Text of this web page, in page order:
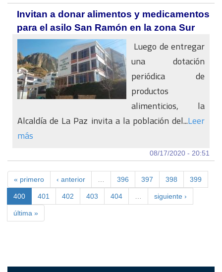
Invitan a donar alimentos y medicamentos
para el asilo San Ramón en la zona Sur
Luego de entregar
una dotación
periódica de
productos
alimenticios, la
Alcaldía de La Paz invita a la población del...Leer
más
08/17/2020 - 20:51
« primero ‹ anterior 396 397 398 399
400 401 402 403 404 siguiente ›
última »